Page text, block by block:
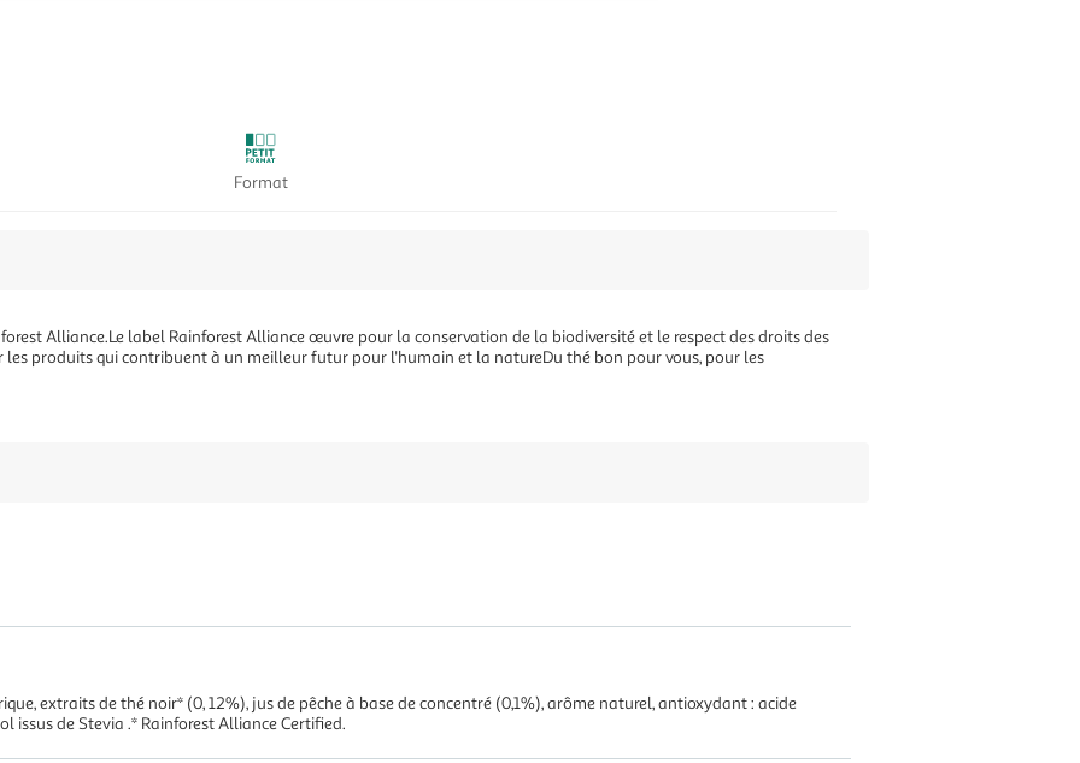
Format
Alliance.Le label Rainforest Alliance œuvre pour la conservation de la biodiversité et le respect des droits des
les produits qui contribuent à un meilleur futur pour l'humain et la natureDu thé bon pour vous, pour les
extraits de thé noir* (0, 12%), jus de pêche à base de concentré (0,1%), arôme naturel, antioxydant : acide
issus de Stevia .* Rainforest Alliance Certified.